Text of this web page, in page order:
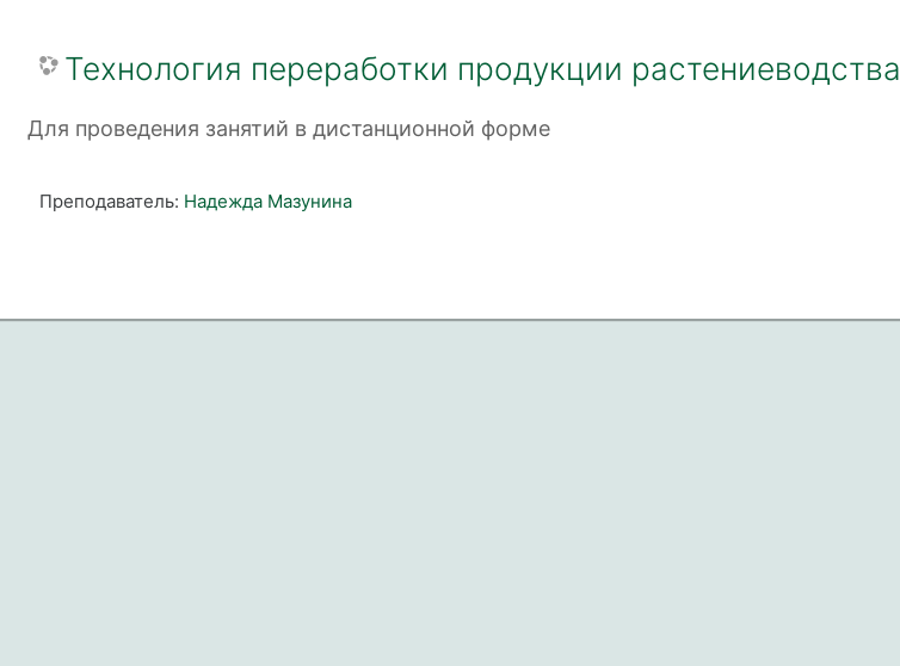
Технология переработки продукции растениеводства
Для проведения занятий в дистанционной форме
Преподаватель: Надежда Мазунина